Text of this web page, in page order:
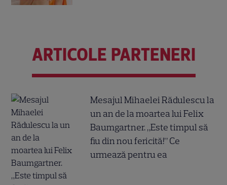
ARTICOLE PARTENERI
Mesajul Mihaelei Rădulescu la
un an de la moartea lui Felix
Baumgartner. „Este timpul să
fiu din nou fericită!” Ce
urmează pentru ea